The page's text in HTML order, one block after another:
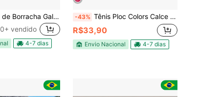
Bota Feminina de Borracha Galocha Hospital Enfermagem Limpeza Profissional Impermeável Antiderrapante 2026
vendido
4-7 dias
-43% Tênis Ploc Colors Calce Fácil Slip On Jogging Volta às Aulas Anatômico (SOLA ROSA)
R$33,90
Envio Nacional 4-7 dias